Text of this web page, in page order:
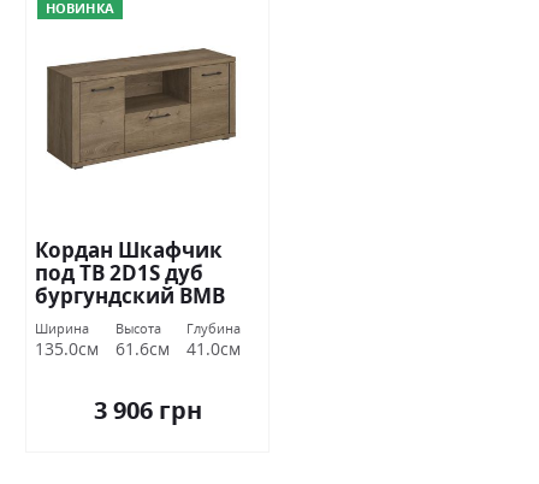
НОВИНКА
Кордан Шкафчик
под ТВ 2D1S дуб
бургундский ВМВ
Холдинг
Ширина
135.0см
Высота
61.6см
Глубина
41.0см
3 906 грн